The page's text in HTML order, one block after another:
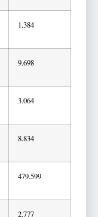
1.384
9.698
3.064
8.834
479.599
2.777